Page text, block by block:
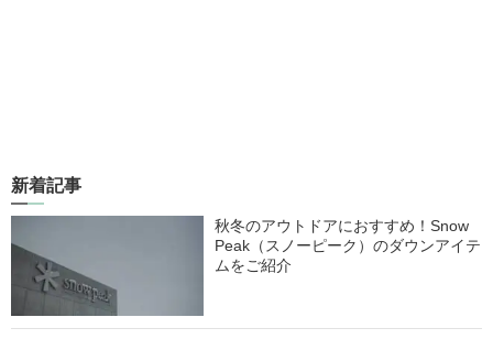
新着記事
秋冬のアウトドアにおすすめ！Snow
Peak（スノーピーク）のダウンアイテ
ムをご紹介